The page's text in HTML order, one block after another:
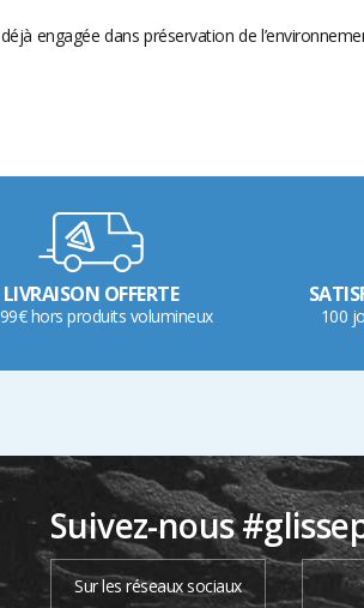
engagée dans préservation de
LIVRAISON OFFERTE
hors produits volumineux 100
Suivez-nous
Sur les réseaux sociaux